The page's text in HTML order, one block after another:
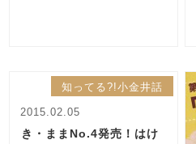
2015.02.05
き・ままNo.4発売！はけ
知ってる?!小金井話